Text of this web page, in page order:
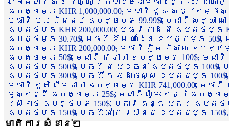
លោកមេធាវី សាំង វណ្ណៈ ប្រធានគណៈមេធាវីនៃព្រះរា
ឧបត្ថម្ភ KHR 1,000,000.00, មេធាវី ជួន សេដ្ឋស
មេធាវី ប៉ុល ពិជេដ្ឋ ឧបត្ថម្ភ 99.99$, មេធាវី សត្យា ណ
ឧបត្ថម្ភ KHR 200,000.00, មេធាវី កាដា ជី ឧបត្ថម្ភ
ឧបត្ថម្ភ 30.70$, មេធាវី ខឹម ណាដែន ឧបត្ថម្ភ 50$,
ឧបត្ថម្ភ KHR 200,000.00, មេធាវី ញឹម ពិសាល ឧបត្ថ
ឧបត្ថម្ភ 50$, មេធាវី ជា ភារ៉ា ឧបត្ថម្ភ 100$, មេ
ឧបត្ថម្ភ 500$, មេធាវី ជា សុខចាន់ ឧបត្ថម្ភ
ឧបត្ថម្ភ 300$, មេធាវី កែ ឆដាផស្ស ឧបត្ថម្ភ
មេធាវី សួគ៌ា លឹមដារា ឧបត្ថម្ភ KHR 741,000.00, មេ
មូសេ្សន្នី ឧបត្ថម្ភ 25$, មេធាវី ញ៉ែម សេដ្ឋា ឧបត្ថ
ស្រីនាថ ឧបត្ថម្ភ 150$, មេធាវី គន្ធ សុធីរ ឧបត្ថម្ភ
ឧបត្ថម្ភ 150$, មេធាវី ជៀក ស្រីនាថ ឧបត្ថម្ភ 150$,
មាតិការសំខាន់ៗ